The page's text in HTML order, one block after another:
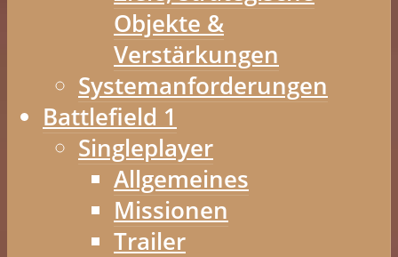
Objekte &
Verstärkungen
Systemanforderungen
Battlefield 1
Singleplayer
Allgemeines
Missionen
Trailer